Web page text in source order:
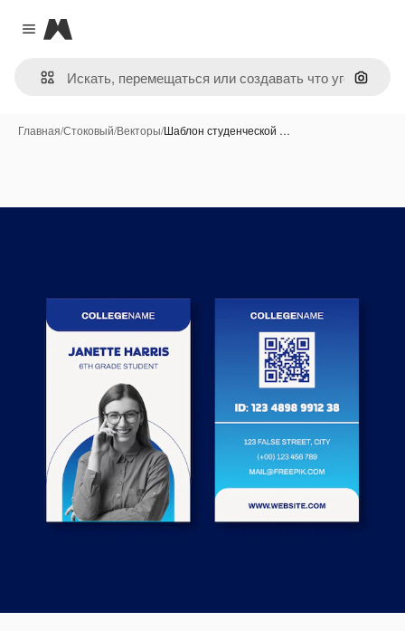
Close menu
Magnific
Поиск
Главная/Стоковый/Векторы/Шаблон студенческой …